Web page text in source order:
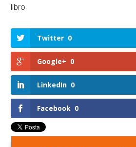
libro
Twitter 0
Google+ 0
LinkedIn 0
Facebook 0